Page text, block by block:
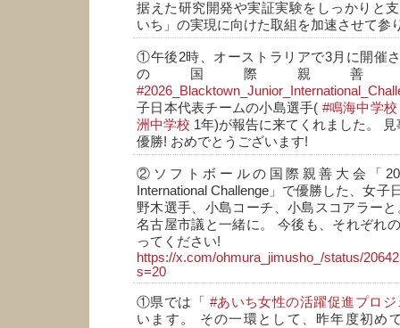
据えた研究開発や実証実験をしっかりと
いち」の実現に向けた取組を加速させて参
①午後2時、オーストラリアで3月に開催
の国際親善
子日本代表チームの小島選手( #鳴海中学校
洲中学校 1年)が報告に来てくれました。
優勝! おめでとうございます!
②ソフトボールの国際親善大会「
International Challenge」で優勝した、女子
野木選手、小島コーチ、小島スコアラー
名古屋市議と一緒に。 今後も、それぞれ
ってください!
https://x.com/ohmura_jimusho_/status/
s=20
①県では「 #あいち女性の活躍促進プロジ
います。 その一環として、昨年度初め